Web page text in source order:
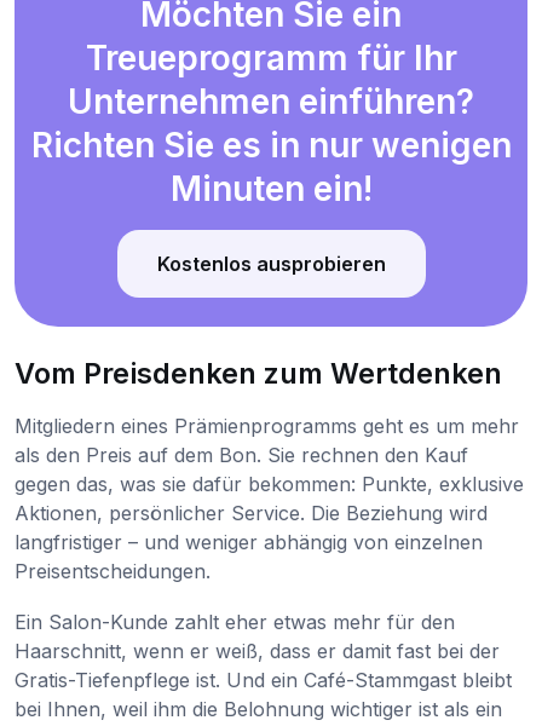
Möchten Sie ein
Treueprogramm für Ihr
Unternehmen einführen?
Richten Sie es in nur wenigen
Minuten ein!
Kostenlos ausprobieren
Vom Preisdenken zum Wertdenken
Mitgliedern eines Prämienprogramms geht es um mehr
als den Preis auf dem Bon. Sie rechnen den Kauf
gegen das, was sie dafür bekommen: Punkte, exklusive
Aktionen, persönlicher Service. Die Beziehung wird
langfristiger – und weniger abhängig von einzelnen
Preisentscheidungen.
Ein Salon-Kunde zahlt eher etwas mehr für den
Haarschnitt, wenn er weiß, dass er damit fast bei der
Gratis-Tiefenpflege ist. Und ein Café-Stammgast bleibt
bei Ihnen, weil ihm die Belohnung wichtiger ist als ein